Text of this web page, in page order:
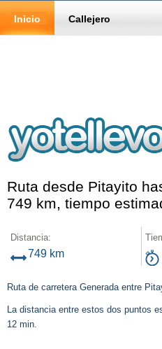
Inicio Callejero
Ruta desde Pitayito
749 km, tiempo
Distancia:
749 km
Ruta de carretera Generada entre
La distancia entre estos dos puntos
12 min.